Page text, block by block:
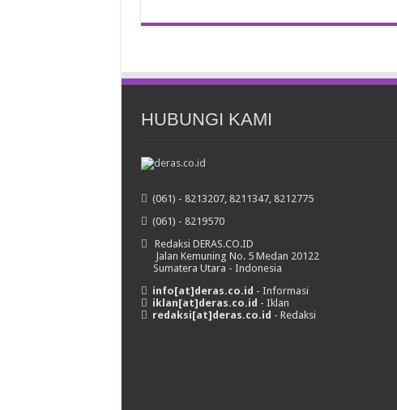
HUBUNGI KAMI
(061) - 8213207, 8211347, 8212775
(061) - 8219570
Redaksi DERAS.CO.ID
Jalan Kemuning No. 5 Medan 20122
Sumatera Utara - Indonesia
info[at]deras.co.id - Informasi
iklan[at]deras.co.id - Iklan
redaksi[at]deras.co.id - Redaksi